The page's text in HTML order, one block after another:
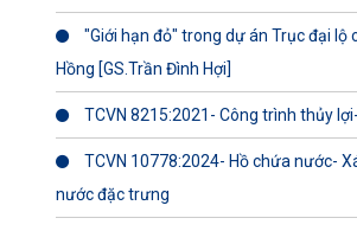
"Giới hạn đỏ" trong dự án Trục đại lộ
Hồng [GS.Trần Đình Hợi]
TCVN 8215:2021- Công trình thủy
TCVN 10778:2024- Hồ chứa nước-
nước đặc trưng